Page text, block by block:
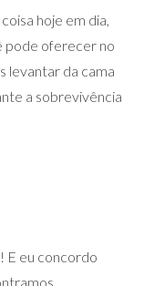
hoje em dia,
pode oferecer no
levantar da cama
a sobrevivência
E eu concordo